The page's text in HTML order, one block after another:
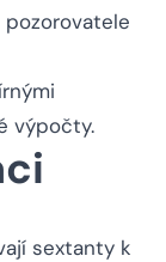
výpočty.
sextanty k